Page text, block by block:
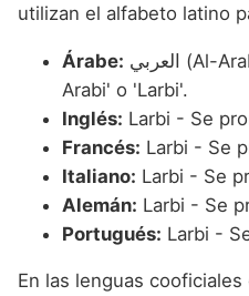
utilizan el alfabeto latino
Árabe:
Arabi' o 'Larbi'.
Inglés: Larbi - Se
Francés: Larbi - Se
Italiano: Larbi - Se
Alemán: Larbi - Se
Portugués: Larbi -
En las lenguas